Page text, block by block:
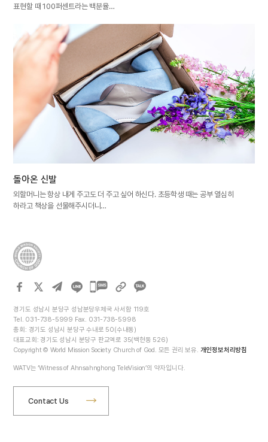
표현할 때 100퍼센트라는 백분율…
돌아온 신발
외할머니는 항상 내게 주고도 더 주고 싶어 하신다. 초등학생 때는 공부 열심히
하라고 책상을 선물해주시더니…
카카오톡
경기도 성남시 분당구 성남분당우체국 사서함 119호
Tel. 031-738-5999 Fax. 031-738-5998
총회: 경기도 성남시 분당구 수내로 50(수내동)
대표교회: 경기도 성남시 분당구 판교역로 35(백현동 526)
Copyright © World Mission Society Church of God. 모든 권리 보유. 개인정보처리방침
WATV는 ‘Witness of Ahnsahnghong TeleVision’의 약자입니다.
Contact Us